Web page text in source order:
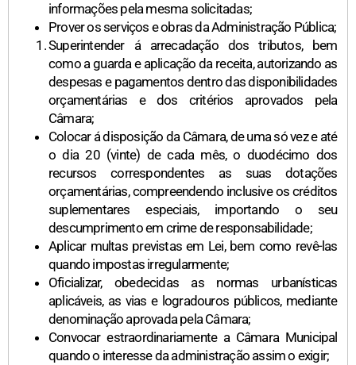
informações pela mesma solicitadas;
Prover os serviços e obras da Administração Pública;
Superintender á arrecadação dos tributos, bem
como a guarda e aplicação da receita, autorizando as
despesas e pagamentos dentro das disponibilidades
orçamentárias e dos critérios aprovados pela
Câmara;
Colocar á disposição da Câmara, de uma só vez e até
o dia 20 (vinte) de cada mês, o duodécimo dos
recursos correspondentes as suas dotações
orçamentárias, compreendendo inclusive os créditos
suplementares especiais, importando o seu
descumprimento em crime de responsabilidade;
Aplicar multas previstas em Lei, bem como revê-las
quando impostas irregularmente;
Oficializar, obedecidas as normas urbanísticas
aplicáveis, as vias e logradouros públicos, mediante
denominação aprovada pela Câmara;
Convocar estraordinariamente a Câmara Municipal
quando o interesse da administração assim o exigir;